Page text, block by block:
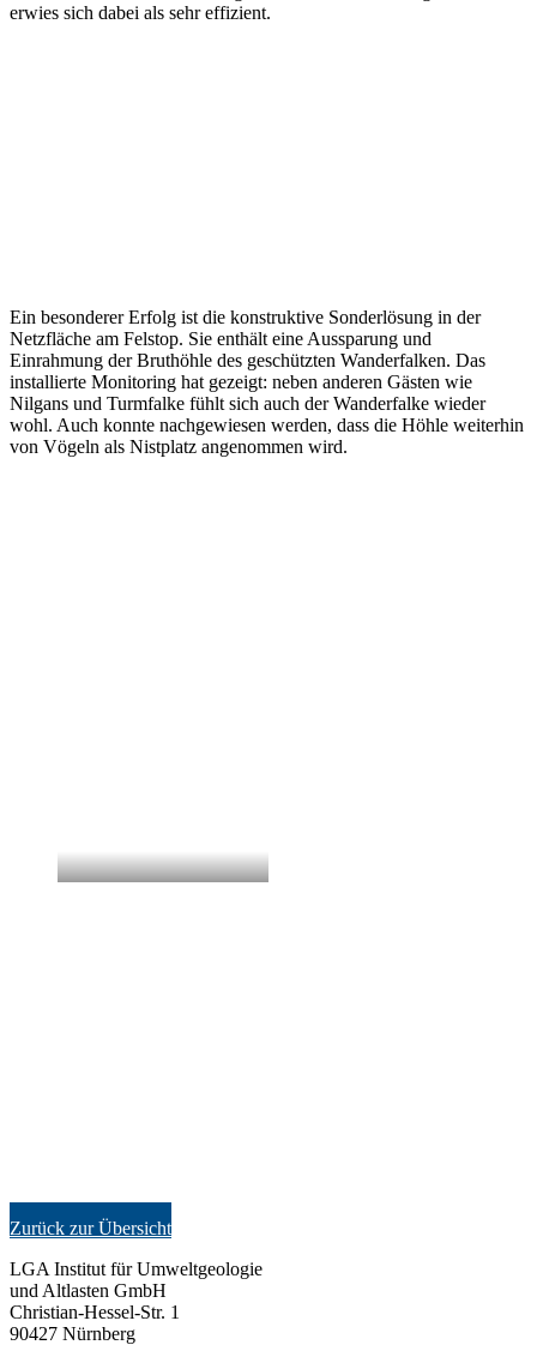
erwies sich dabei als sehr effizient.
Ein besonderer Erfolg ist die konstruktive Sonderlösung in der
Netzfläche am Felstop. Sie enthält eine Aussparung und
Einrahmung der Bruthöhle des geschützten Wanderfalken. Das
installierte Monitoring hat gezeigt: neben anderen Gästen wie
Nilgans und Turmfalke fühlt sich auch der Wanderfalke wieder
wohl. Auch konnte nachgewiesen werden, dass die Höhle weiterhin
von Vögeln als Nistplatz angenommen wird.
Zurück zur Übersicht
LGA Institut für Umweltgeologie
und Altlasten GmbH
Christian-Hessel-Str. 1
90427 Nürnberg